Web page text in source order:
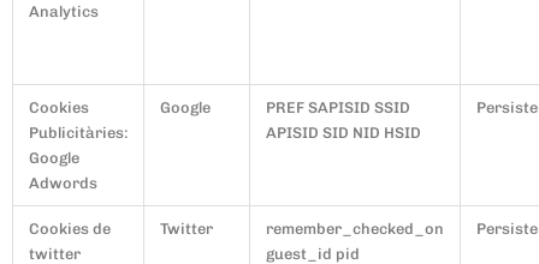
Analytics
Cookies
Publicitàries:
Google
Adwords
Google
PREF SAPISID SSID
APISID SID NID HSID
Cookies de
twitter
Twitter
remember_checked_on
guest_id pid